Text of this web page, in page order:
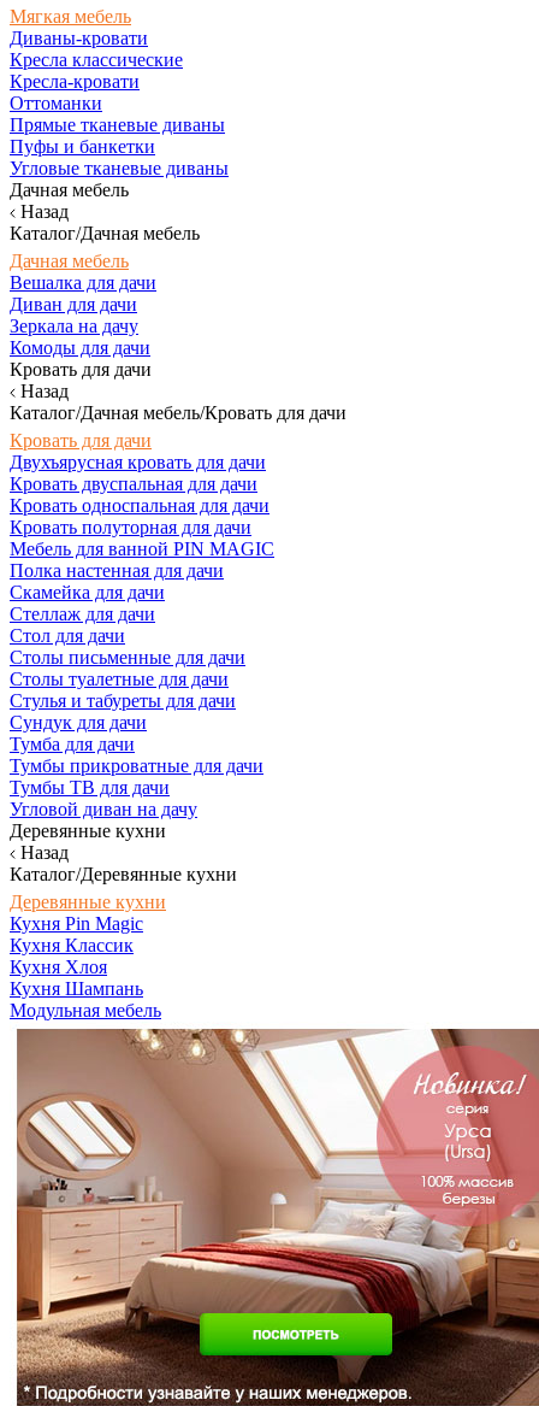
Мягкая мебель
Диваны-кровати
Кресла классические
Кресла-кровати
Оттоманки
Прямые тканевые диваны
Пуфы и банкетки
Угловые тканевые диваны
Дачная мебель
Назад
Каталог/Дачная мебель
Дачная мебель
Вешалка для дачи
Диван для дачи
Зеркала на дачу
Комоды для дачи
Кровать для дачи
Назад
Каталог/Дачная мебель/Кровать для дачи
Кровать для дачи
Двухъярусная кровать для дачи
Кровать двуспальная для дачи
Кровать односпальная для дачи
Кровать полуторная для дачи
Мебель для ванной PIN MAGIC
Полка настенная для дачи
Скамейка для дачи
Стеллаж для дачи
Стол для дачи
Столы письменные для дачи
Столы туалетные для дачи
Стулья и табуреты для дачи
Сундук для дачи
Тумба для дачи
Тумбы прикроватные для дачи
Тумбы ТВ для дачи
Угловой диван на дачу
Деревянные кухни
Назад
Каталог/Деревянные кухни
Деревянные кухни
Кухня Pin Magic
Кухня Классик
Кухня Хлоя
Кухня Шампань
Модульная мебель